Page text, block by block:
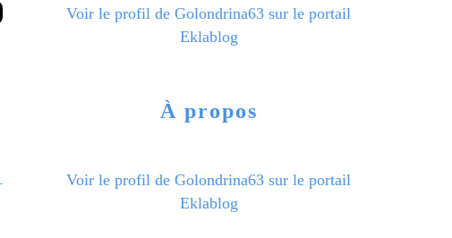
Voir le profil de Golondrina63 sur le portail
Eklablog
À propos
Voir le profil de Golondrina63 sur le portail
Eklablog